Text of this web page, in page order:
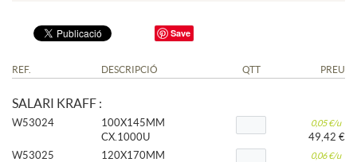
Save
REF. DESCRIPCIÓ QTT PREU
SALARI KRAFF :
W53024
100X145MM
CX.1000U
0,05 €/u
49,42 €
W53025
120X170MM
0,06 €/u